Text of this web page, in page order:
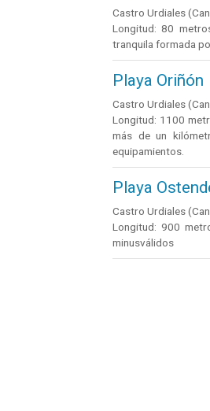
Castro Urdiales
Longitud: 80
tranquila formada
Playa Oriñón
Castro Urdiales
Longitud: 1100
más de un
equipamientos.
Playa
Castro Urdiales
Longitud: 900
minusválidos